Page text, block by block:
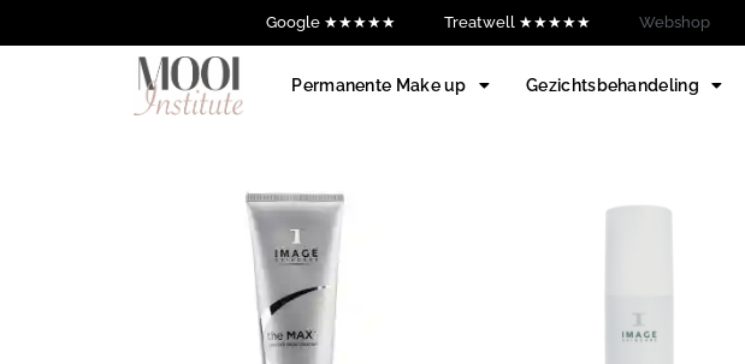
Google ★★★★★ Treatwell ★★★★★ Webshop
Permanente Make up Gezichtsbehandeling